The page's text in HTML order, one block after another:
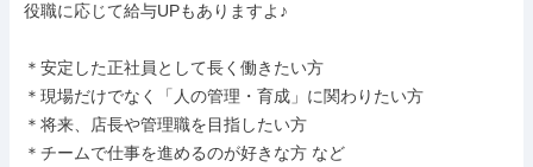
役職に応じて給与UPもありますよ♪
＊安定した正社員として長く働きたい方
＊現場だけでなく「人の管理・育成」に関わりたい方
＊将来、店長や管理職を目指したい方
＊チームで仕事を進めるのが好きな方 など